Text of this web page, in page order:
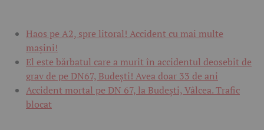
Haos pe A2, spre litoral! Accident cu mai multe
mașini!
El este bărbatul care a murit în accidentul deosebit de
grav de pe DN67, Budești! Avea doar 33 de ani
Accident mortal pe DN 67, la Budești, Vâlcea. Trafic
blocat